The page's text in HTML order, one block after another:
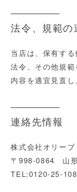
法令、規範の
当店は、保有す
法令、その他規
内容を適宜見直し
連絡先情報
株式会社オリーブ
〒998-0864 山
TEL:0120-25-